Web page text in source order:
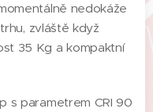
nedokáže
zvláště když
35 Kg a kompaktní
s parametrem CRI 90